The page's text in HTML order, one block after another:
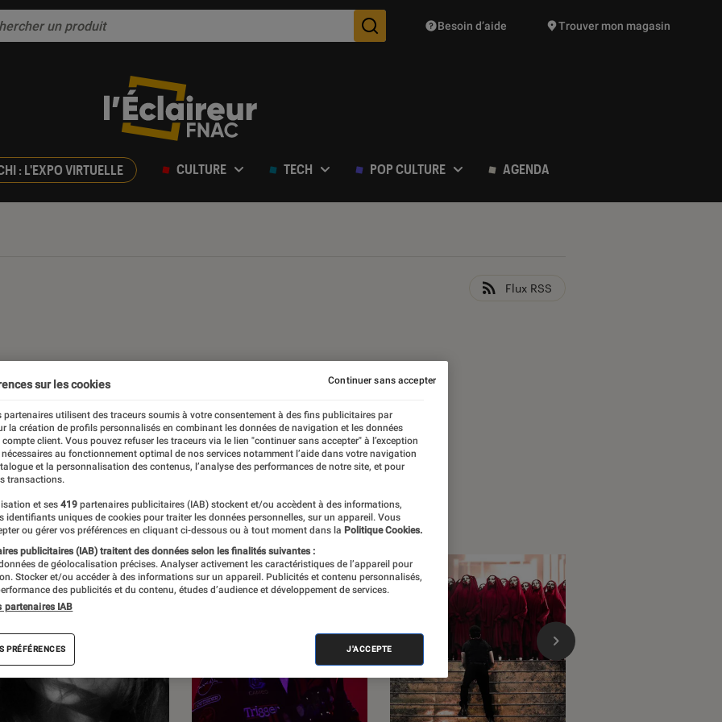
Des suggestions de produits vont vous être proposées
Besoin d’aide Trouver mon magasin
: L'EXPO VIRTUELLE CULTURE TECH POP CULTURE AGENDA
Flux RSS
Fnac. Découvrez les sorties du
des entretiens, des critiques d’albums,
enquêtes.
sur les cookies
partenaires utilisent des traceurs soumis à votre consentement à des fins publicitaires par
la création de profils personnalisés en combinant les données de navigation et les données
compte client. Vous pouvez refuser les traceurs via le lien "continuer sans accepter" à l’exception
au fonctionnement optimal de nos services notamment l’aide dans votre navigation
et la personnalisation des contenus, l’analyse des performances de notre site, et pour
transactions.
et ses 419 partenaires publicitaires (IAB) stockent et/ou accèdent à des informations,
identifiants uniques de cookies pour traiter les données personnelles, sur un appareil. Vous
ou gérer vos préférences en cliquant ci-dessous ou à tout moment dans la Politique Cookies.
publicitaires (IAB) traitent des données selon les finalités suivantes :
de géolocalisation précises. Analyser activement les caractéristiques de l’appareil pour
Stocker et/ou accéder à des informations sur un appareil. Publicités et contenu personnalisés,
des publicités et du contenu, études d’audience et développement de services.
partenaires IAB
PRÉFÉRENCES J'ACCEPTE
Continuer sans accepter